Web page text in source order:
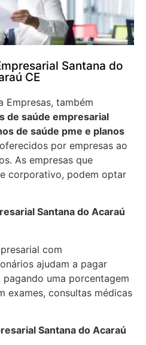
Santana do
CE
Empresas, também
de saúde empresarial
de saúde pme e planos
por empresas ao
As empresas que
corporativo, podem optar
Santana do Acaraú
com
ajudam a pagar
uma porcentagem
exames, consultas médicas
Santana do Acaraú